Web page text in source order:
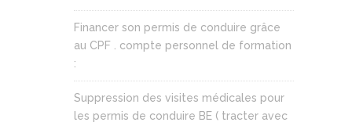
Financer son permis de conduire grâce
au CPF . compte personnel de formation
:
Suppression des visites médicales pour
les permis de conduire BE ( tracter avec